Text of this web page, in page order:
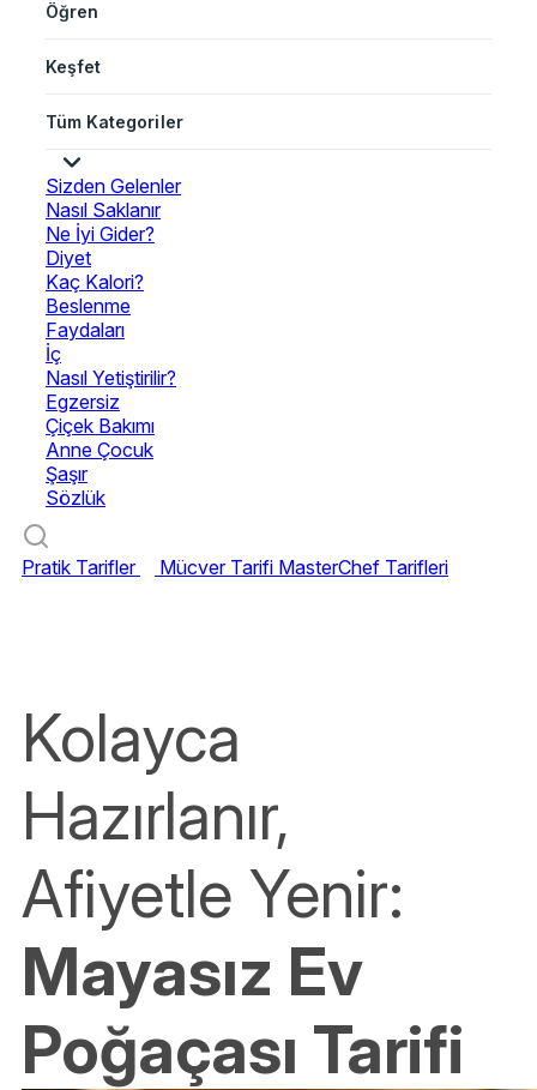
Öğren
Keşfet
Tüm Kategoriler
Sizden Gelenler
Nasıl Saklanır
Ne İyi Gider?
Diyet
Kaç Kalori?
Beslenme
Faydaları
İç
Nasıl Yetiştirilir?
Egzersiz
Çiçek Bakımı
Anne Çocuk
Şaşır
Sözlük
Pratik Tarifler Mücver Tarifi MasterChef Tarifleri
Kolayca
Hazırlanır,
Afiyetle Yenir:
Mayasız Ev
Poğaçası Tarifi